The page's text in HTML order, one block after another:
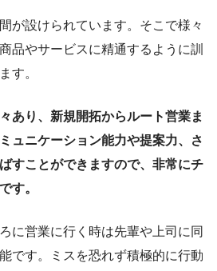
が設けられています。そこで様々
品やサービスに精通するように訓
す。
あり、新規開拓からルート営業ま
ュニケーション能力や提案力、さ
すことができますので、非常にチ
す。
に営業に行く時は先輩や上司に同
です。ミスを恐れず積極的に行動